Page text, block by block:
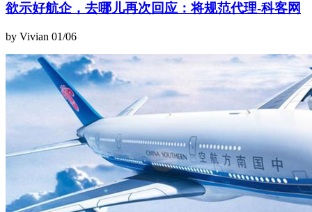
欲示好航企，去哪儿再次回应：将规范代理-科客网
by Vivian 01/06